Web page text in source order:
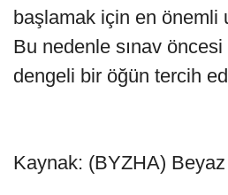
başlamak için en önemli
Bu nedenle sınav
dengeli bir öğün tercih
Kaynak: (BYZHA) Beyaz